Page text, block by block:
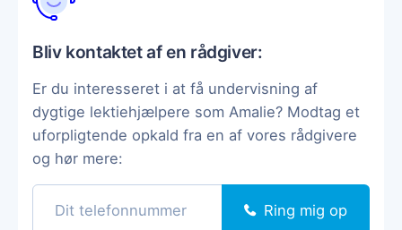
Bliv kontaktet af en rådgiver:
Er du interesseret i at få undervisning af
dygtige lektiehjælpere som Amalie? Modtag et
uforpligtende opkald fra en af vores rådgivere
og hør mere:
Ring mig op